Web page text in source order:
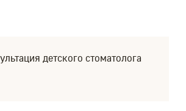
детского стоматолога